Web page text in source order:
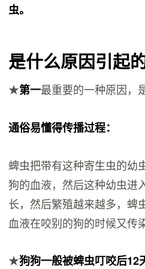
虫。
是什么原因引起
★第一最重要的一种原因，
通俗易懂得传播过程：
蜱虫把带有这种寄生虫的幼
狗的血液，然后这种幼虫进
长，然后繁殖越来越多，蜱
血液在咬别的狗的时候又传
★狗狗一般被蜱虫叮咬后12